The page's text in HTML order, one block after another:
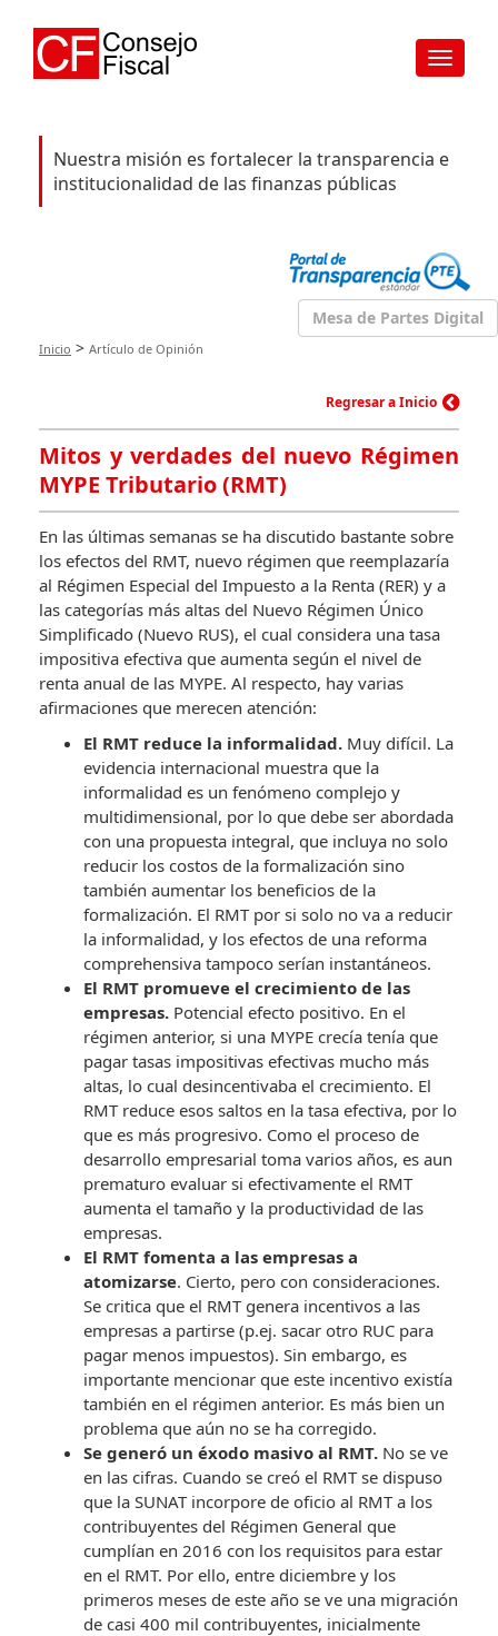
Toggle
Nuestra misión es fortalecer la transparencia e
institucionalidad de las finanzas públicas
Mesa de Partes Digital
Inicio > Artículo de Opinión
Regresar a Inicio
Mitos y verdades del nuevo Régimen
MYPE Tributario (RMT)
En las últimas semanas se ha discutido bastante sobre
los efectos del RMT, nuevo régimen que reemplazaría
al Régimen Especial del Impuesto a la Renta (RER) y a
las categorías más altas del Nuevo Régimen Único
Simplificado (Nuevo RUS), el cual considera una tasa
impositiva efectiva que aumenta según el nivel de
renta anual de las MYPE. Al respecto, hay varias
afirmaciones que merecen atención:
El RMT reduce la informalidad. Muy difícil. La
evidencia internacional muestra que la
informalidad es un fenómeno complejo y
multidimensional, por lo que debe ser abordada
con una propuesta integral, que incluya no solo
reducir los costos de la formalización sino
también aumentar los beneficios de la
formalización. El RMT por si solo no va a reducir
la informalidad, y los efectos de una reforma
comprehensiva tampoco serían instantáneos.
El RMT promueve el crecimiento de las
empresas. Potencial efecto positivo. En el
régimen anterior, si una MYPE crecía tenía que
pagar tasas impositivas efectivas mucho más
altas, lo cual desincentivaba el crecimiento. El
RMT reduce esos saltos en la tasa efectiva, por lo
que es más progresivo. Como el proceso de
desarrollo empresarial toma varios años, es aun
prematuro evaluar si efectivamente el RMT
aumenta el tamaño y la productividad de las
empresas.
El RMT fomenta a las empresas a
atomizarse. Cierto, pero con consideraciones.
Se critica que el RMT genera incentivos a las
empresas a partirse (p.ej. sacar otro RUC para
pagar menos impuestos). Sin embargo, es
importante mencionar que este incentivo existía
también en el régimen anterior. Es más bien un
problema que aún no se ha corregido.
Se generó un éxodo masivo al RMT. No se ve
en las cifras. Cuando se creó el RMT se dispuso
que la SUNAT incorpore de oficio al RMT a los
contribuyentes del Régimen General que
cumplían en 2016 con los requisitos para estar
en el RMT. Por ello, entre diciembre y los
primeros meses de este año se ve una migración
de casi 400 mil contribuyentes, inicialmente